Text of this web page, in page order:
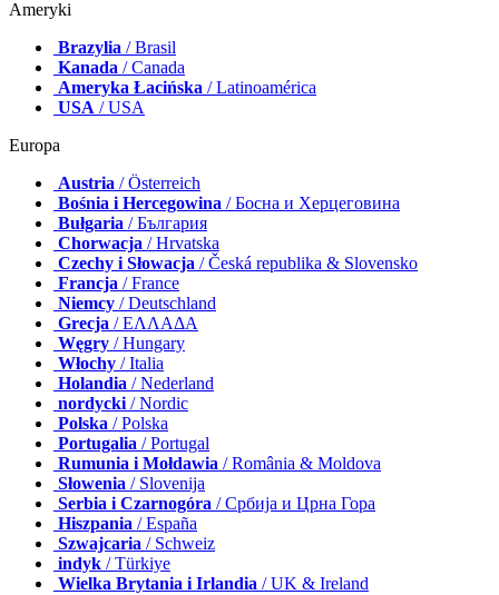
Ameryki
Brazylia / Brasil
Kanada / Canada
Ameryka Łacińska / Latinoamérica
USA / USA
Europa
Austria / Österreich
Bośnia i Hercegowina / Босна и Херцеговина
Bułgaria / България
Chorwacja / Hrvatska
Czechy i Słowacja / Česká republika & Slovensko
Francja / France
Niemcy / Deutschland
Grecja / ΕΛΛΑΔΑ
Węgry / Hungary
Włochy / Italia
Holandia / Nederland
nordycki/ Nordic
Polska / Polska
Portugalia / Portugal
Rumunia i Mołdawia / România & Moldova
Słowenia / Slovenija
Serbia i Czarnogóra / Србија и Црна Гора
Hiszpania / España
Szwajcaria / Schweiz
indyk / Türkiye
Wielka Brytania i Irlandia / UK & Ireland